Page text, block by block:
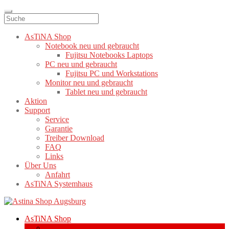
AsTiNA Shop
Notebook neu und gebraucht
Fujitsu Notebooks Laptops
PC neu und gebraucht
Fujitsu PC und Workstations
Monitor neu und gebraucht
Tablet neu und gebraucht
Aktion
Support
Service
Garantie
Treiber Download
FAQ
Links
Über Uns
Anfahrt
AsTiNA Systemhaus
Zur
springen
Zum
springenAsTiNA Shop